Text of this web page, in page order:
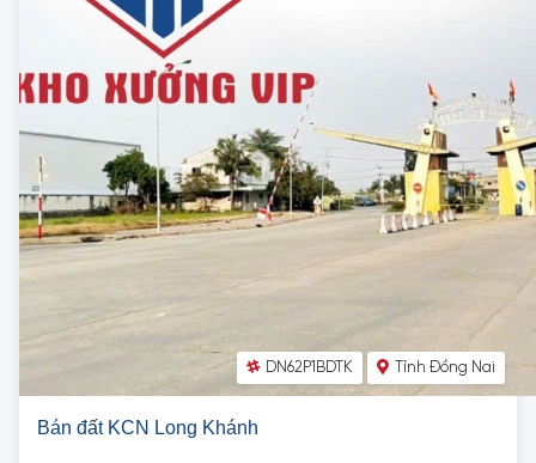
DN62P1BDTK Tỉnh Đồng Nai
Bán đất KCN Long Khánh